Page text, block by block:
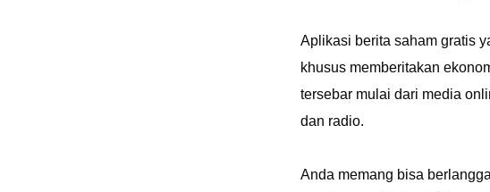
Aplikasi berita saham gratis
khusus memberitakan
tersebar mulai dari media
dan radio.
Anda memang bisa